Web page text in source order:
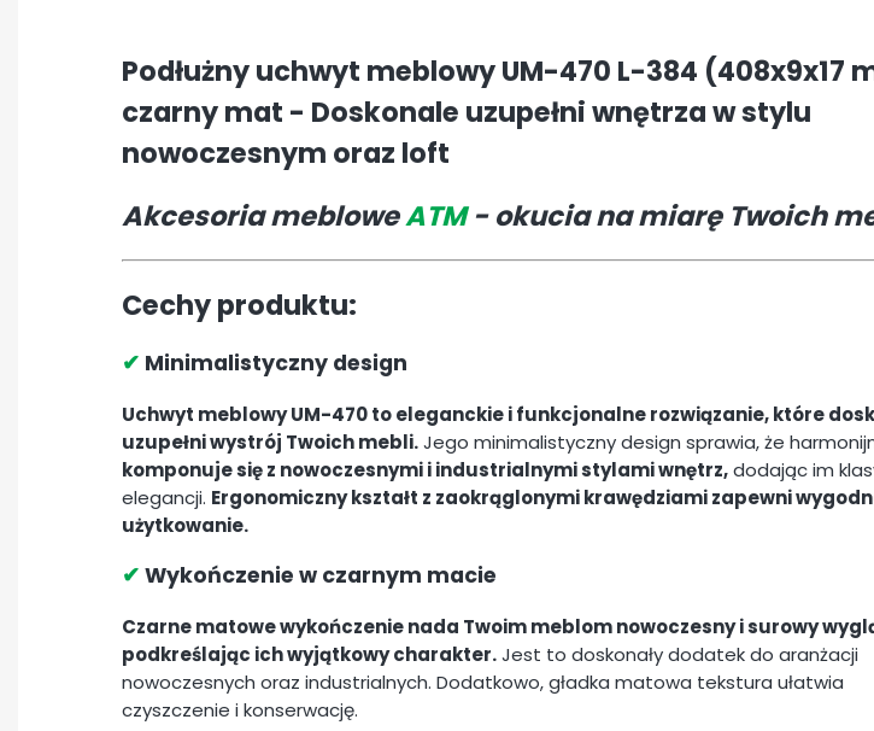
Podłużny uchwyt meblowy UM-470 L-384 (408x9x17
czarny mat - Doskonale uzupełni wnętrza w stylu
nowoczesnym oraz loft
Akcesoria mebloweATM- okucia na miarę Twoich
Cechy produktu:
✔ Minimalistyczny design
Uchwyt meblowy UM-470 to eleganckie i funkcjonalne rozwiązanie, które
uzupełni wystrój Twoich mebli.Jego minimalistyczny design sprawia, że
komponuje się z nowoczesnymi i industrialnymi stylami wnętrz,dodając im
elegancji. Ergonomiczny kształt z zaokrąglonymi krawędziami zapewni
użytkowanie.
✔ Wykończenie w czarnym macie
Czarne matowe wykończenie nada Twoim meblom nowoczesny i surowy
podkreślając ich wyjątkowy charakter.Jest to doskonały dodatek do aranżacji
nowoczesnych oraz industrialnych. Dodatkowo, gładka matowa tekstura ułatwia
czyszczenie i konserwację.